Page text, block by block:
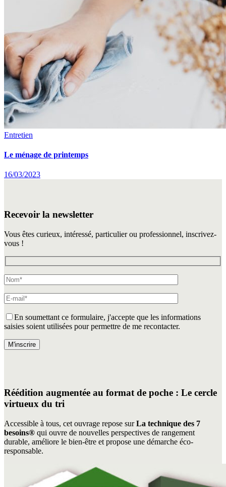
Entretien
Le ménage de printemps
16/03/2023
Recevoir la newsletter
Vous êtes curieux, intéressé, particulier ou professionnel, inscrivez-
vous !
En soumettant ce formulaire, j'accepte que les informations
saisies soient utilisées pour permettre de me recontacter.
Veuillez laisser ce champ vide.
Réédition augmentée au format de poche : Le cercle
virtueux du tri
Accessible à tous, cet ouvrage repose surLa technique des 7
besoins® qui ouvre de nouvelles perspectives de rangement
durable, améliore le bien-être et propose une démarche éco-
responsable.